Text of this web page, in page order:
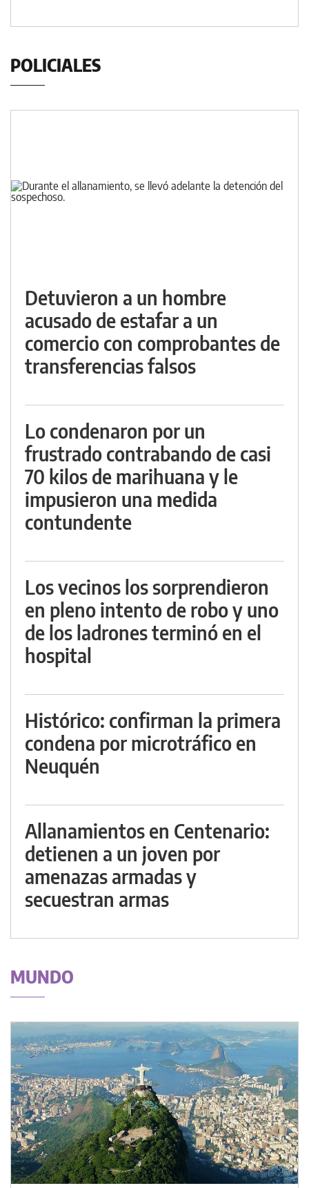
POLICIALES
Detuvieron a un hombre
acusado de estafar a un
comercio con comprobantes de
transferencias falsos
Lo condenaron por un
frustrado contrabando de casi
70 kilos de marihuana y le
impusieron una medida
contundente
Los vecinos los sorprendieron
en pleno intento de robo y uno
de los ladrones terminó en el
hospital
Histórico: confirman la primera
condena por microtráfico en
Neuquén
Allanamientos en Centenario:
detienen a un joven por
amenazas armadas y
secuestran armas
MUNDO